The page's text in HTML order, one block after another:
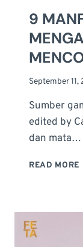
9
September 11,
Sumber
edited by
dan mata…
READ MORE